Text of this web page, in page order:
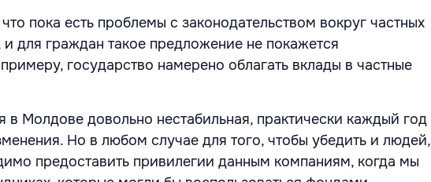
пока есть проблемы с законодательством вокруг частных
для граждан такое предложение не покажется
государство намерено облагать вклады в частные
в Молдове довольно нестабильная, практически каждый год
Но в любом случае для того, чтобы убедить и людей,
предоставить привилегии данным компаниям, когда мы